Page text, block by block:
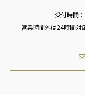
受付時間
営業時間外は24時間対